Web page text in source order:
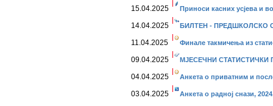
15.04.2025 Приноси касних усјева и
14.04.2025 БИЛТЕН - ПРЕДШКОЛСКО
11.04.2025 Финале такмичења из
09.04.2025 МЈЕСЕЧНИ СТАТИСТИЧКИ
04.04.2025 Анкета о приватним и
03.04.2025 Анкета о радној снази,